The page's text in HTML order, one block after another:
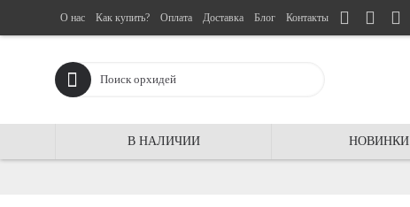
О нас Как купить? Оплата Доставка Блог Контакты
В НАЛИЧИИ НОВИНКИ